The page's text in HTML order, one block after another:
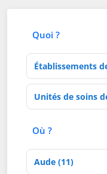
Quoi ?
Type
Activités de soins
Où ?
Département